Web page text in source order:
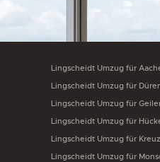
Lingscheidt Umzug für
Lingscheidt Umzug für
Lingscheidt Umzug für
Lingscheidt Umzug für
Lingscheidt Umzug für
Lingscheidt Umzug für